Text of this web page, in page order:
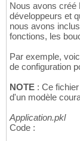
Nous avons créé
développeurs et
nous avons
fonctions, les
Par exemple,
de configuration
NOTE : Ce
d'un modèle
Application.pkl
Code :